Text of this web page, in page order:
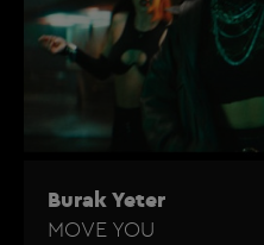
Burak Yeter
MOVE YOU